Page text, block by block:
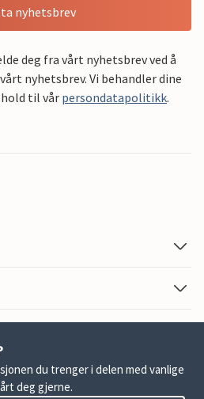
nyhetsbrev
deg fra vårt nyhetsbrev ved å
nyhetsbrev. Vi behandler dine
til vår persondatapolitikk.
du trenger i delen med vanlige
deg gjerne.